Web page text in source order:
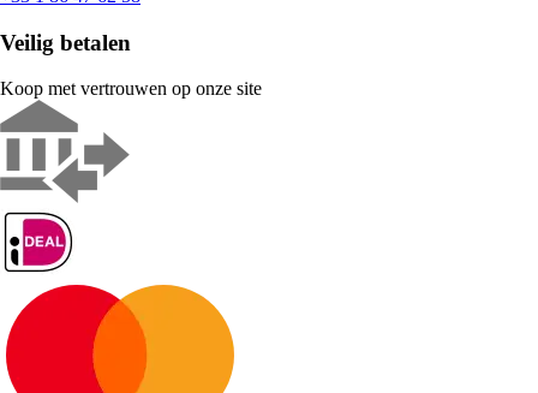
Veilig betalen
Koop met vertrouwen op onze site